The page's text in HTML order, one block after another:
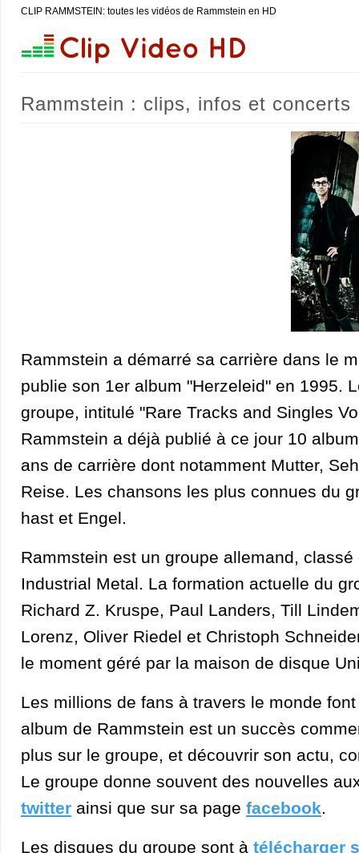
CLIP RAMMSTEIN: toutes les vidéos de Rammstein en HD
Rammstein : clips, infos et concerts
Rammstein a démarré sa carrière dans le
publie son 1er album "Herzeleid" en 1995.
groupe, intitulé "Rare Tracks and Singles
Rammstein a déjà publié à ce jour 10
ans de carrière dont notamment Mutter,
Reise. Les chansons les plus connues du
hast et Engel.
Rammstein est un groupe allemand,
Industrial Metal. La formation actuelle du
Richard Z. Kruspe, Paul Landers, Till
Lorenz, Oliver Riedel et Christoph
le moment géré par la maison de disque
Les millions de fans à travers le monde
album de Rammstein est un succès
plus sur le groupe, et découvrir son actu,
Le groupe donne souvent des nouvelles
twitter ainsi que sur sa page facebook.
Les disques du groupe sont à télécharger